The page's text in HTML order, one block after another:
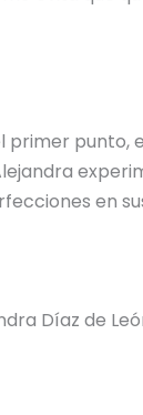
primer
en
Díaz de